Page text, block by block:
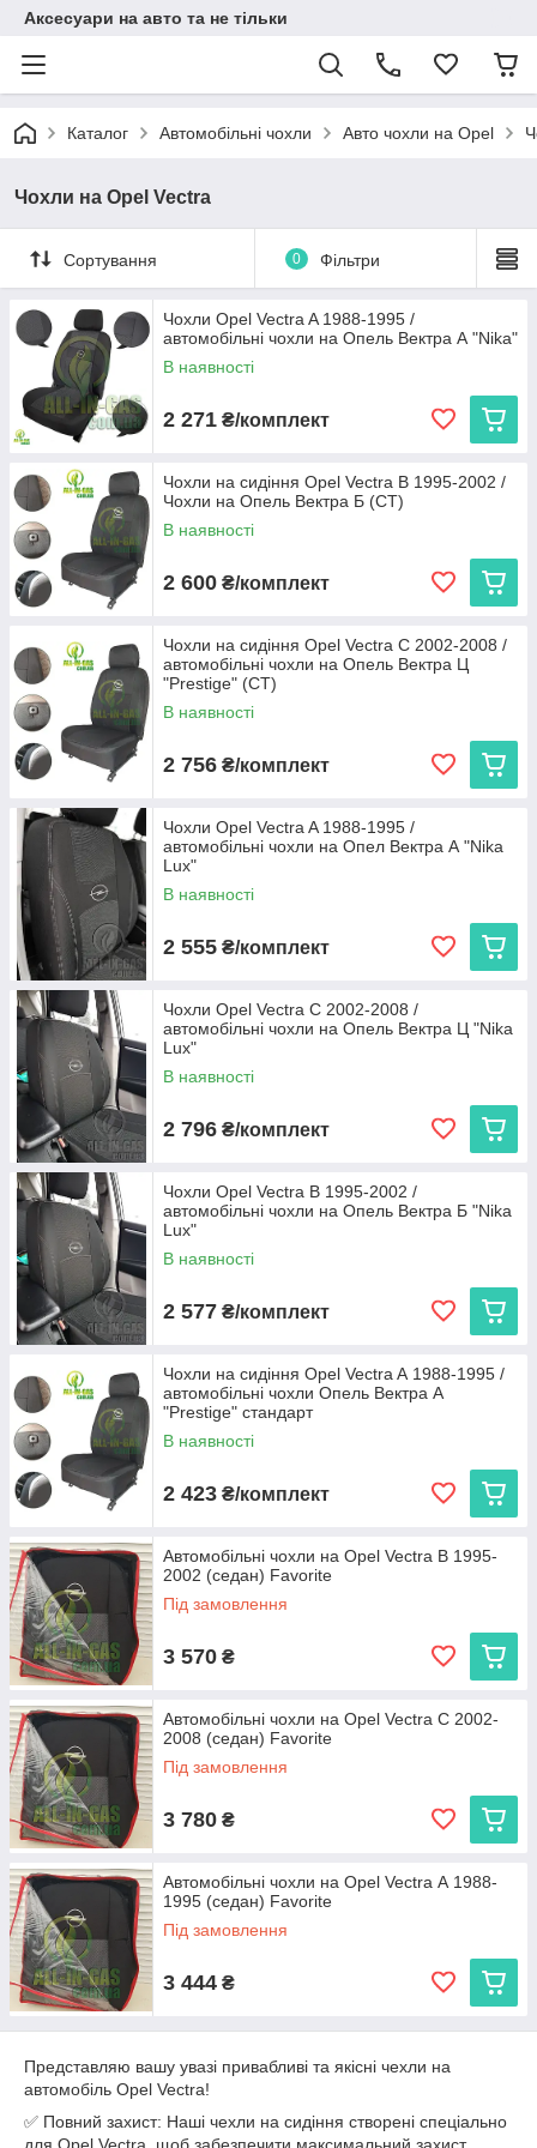
Аксесуари на авто та не тільки
Каталог Автомобільні чохли Авто чохли на Opel
Чохли на Opel Vectra
Сортування 0 Фільтри
Чохли Opel Vectra A 1988-1995 /
автомобільні чохли на Опель Вектра А "Nika"
В наявності
2 271 ₴/комплект
Чохли на сидіння Opel Vectra B 1995-2002 /
Чохли на Опель Вектра Б (СТ)
В наявності
2 600 ₴/комплект
Чохли на сидіння Opel Vectra С 2002-2008 /
автомобільні чохли на Опель Вектра Ц
"Prestige" (СТ)
В наявності
2 756 ₴/комплект
Чохли Opel Vectra A 1988-1995 /
автомобільні чохли на Опел Вектра А "Nika
Lux"
В наявності
2 555 ₴/комплект
Чохли Opel Vectra C 2002-2008 /
автомобільні чохли на Опель Вектра Ц "Nika
Lux"
В наявності
2 796 ₴/комплект
Чохли Opel Vectra B 1995-2002 /
автомобільні чохли на Опель Вектра Б "Nika
Lux"
В наявності
2 577 ₴/комплект
Чохли на сидіння Opel Vectra A 1988-1995 /
автомобільні чохли Опель Вектра А
"Prestige" стандарт
В наявності
2 423 ₴/комплект
Автомобільні чохли на Opel Vectra B 1995-
2002 (седан) Favorite
Під замовлення
3 570 ₴
Автомобільні чохли на Opel Vectra C 2002-
2008 (седан) Favorite
Під замовлення
3 780 ₴
Автомобільні чохли на Opel Vectra А 1988-
1995 (седан) Favorite
Під замовлення
3 444 ₴
Представляю вашу увазі привабливі та якісні чехли на
автомобіль Opel Vectra!
✅ Повний захист: Наші чехли на сидіння створені спеціально